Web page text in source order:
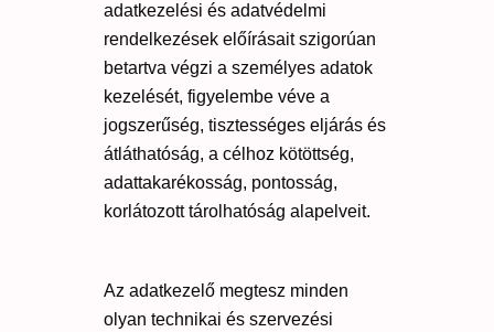
adatkezelési és adatvédelmi
rendelkezések előírásait szigorúan
betartva végzi a személyes adatok
kezelését, figyelembe véve a
jogszerűség, tisztességes eljárás és
átláthatóság, a célhoz kötöttség,
adattakarékosság, pontosság,
korlátozott tárolhatóság alapelveit.
Az adatkezelő megtesz minden
olyan technikai és szervezési